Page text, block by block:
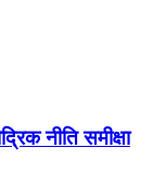
नीति समीक्षा